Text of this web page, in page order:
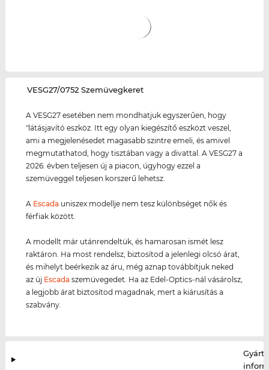
‌VESG27/0752 Szemüvegkeret
A VESG27 esetében nem mondhatjuk egyszerűen, hogy
"látásjavító eszköz. Itt egy olyan kiegészítő eszközt veszel,
ami a megjelenésedet magasabb szintre emeli, és amivel
megmutathatod, hogy tisztában vagy a divattal. A VESG27 a
2026. évben teljesen új a piacon, úgyhogy ezzel a
szemüveggel teljesen korszerű lehetsz.
A Escada uniszex modellje nem tesz különbséget nők és
férfiak között.
A modellt már utánrendeltük, és hamarosan ismét lesz
raktáron. Ha most rendelsz, biztosítod a jelenlegi olcsó árat,
és mihelyt beérkezik az áru, még aznap továbbítjuk neked
az új Escada szemüvegedet. Ha az Edel-Optics-nál vásárolsz,
a legjobb árat biztosítod magadnak, mert a kiárusítás a
szabvány.